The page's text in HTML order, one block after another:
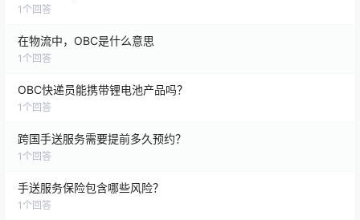
的15%，而OBC通过极速响应将风险压缩至可控范围
🚀 五、供应链战略价值：从应急工具到竞争力引
擎
增强供应链韧性
事件（如开斋节海关关闭）时仍可维持交付承诺，
1 个回答
在物流中，OBC是什么意思
1 个回答
OBC快递员能携带锂电池产品吗？
1 个回答
跨国手送服务需要提前多久预约？
1 个回答
手送服务保险包含哪些风险？
1 个回答